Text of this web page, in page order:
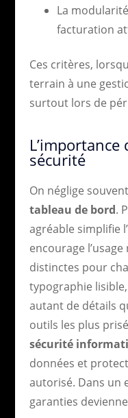
La
facturation
Ces critères,
terrain à une
surtout lors de
sécurité
On néglige
tableau de bord.
agréable simplifie
encourage
distinctes pour
typographie
autant de détails
outils les plus
sécurité
données et
autorisé. Dans un
garanties